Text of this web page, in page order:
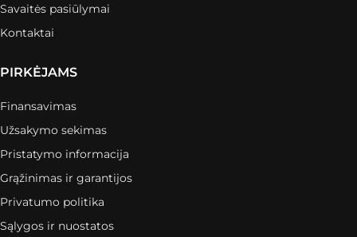
Savaitės pasiūlymai
Kontaktai
PIRKĖJAMS
Finansavimas
Užsakymo sekimas
Pristatymo informacija
Grąžinimas ir garantijos
Privatumo politika
Sąlygos ir nuostatos